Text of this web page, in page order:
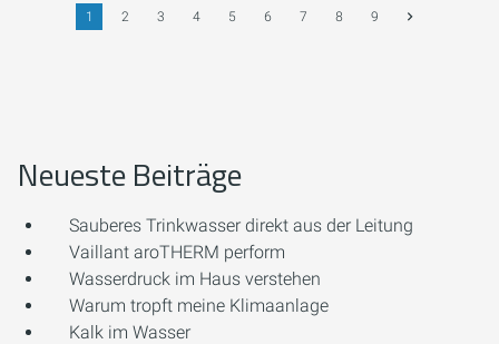
1 2 3 4 5 6 7 8 9
Neueste Beiträge
Sauberes Trinkwasser direkt aus der Leitung
Vaillant aroTHERM perform
Wasserdruck im Haus verstehen
Warum tropft meine Klimaanlage
Kalk im Wasser